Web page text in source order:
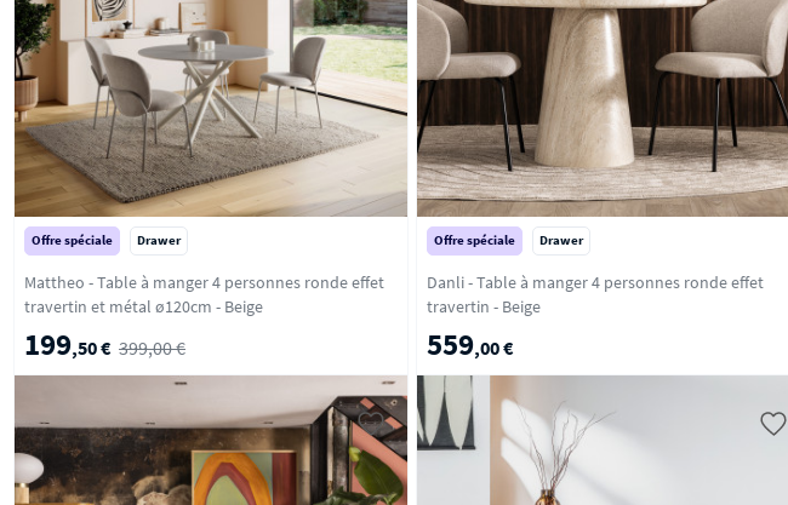
Offre spéciale Drawer
Mattheo - Table à manger 4 personnes ronde effet
travertin et métal ø120cm - Beige
199,50 € 399,00 €
Offre spéciale Drawer
Danli - Table à manger 4 personnes ronde effet
travertin - Beige
559,00 €